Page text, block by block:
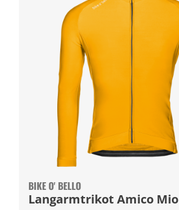
BIKE O' BELLO
Langarmtrikot Amico Mio